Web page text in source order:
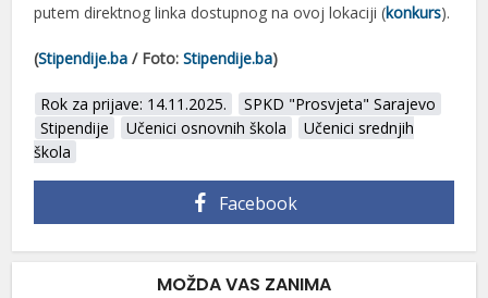
putem direktnog linka dostupnog na ovoj lokaciji (konkurs).
(Stipendije.ba / Foto:Stipendije.ba)
Rok za prijave: 14.11.2025.
SPKD "Prosvjeta" Sarajevo
Stipendije
Učenici osnovnih škola
Učenici srednjih
škola
Facebook
MOŽDA VAS ZANIMA